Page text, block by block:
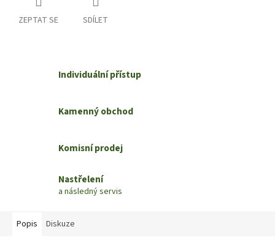
ZEPTAT SE SDÍLET
Individuální přístup
Kamenný obchod
Komisní prodej
Nastřelení
a následný servis
Popis Diskuze